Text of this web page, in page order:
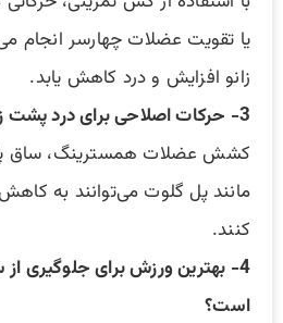
یا تقویت عضلات چهارسر انجام
زانو افزایش و درد کاهش یابد.
3- حرکات اصلاحی برای درد پشت زانو چیست؟
کشش عضلات همسترینگ، ساق پا
مانند پل گلوت می‌توانند به
کنند.
4- بهترین ورزش برای جلوگیری از
است؟